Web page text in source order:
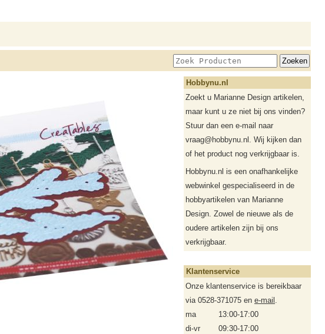
Hobbynu.nl
Zoekt u Marianne Design artikelen,
maar kunt u ze niet bij ons vinden?
Stuur dan een e-mail naar
vraag@hobbynu.nl. Wij kijken dan
of het product nog verkrijgbaar is.
Hobbynu.nl is een onafhankelijke
webwinkel gespecialiseerd in de
hobbyartikelen van Marianne
Design. Zowel de nieuwe als de
oudere artikelen zijn bij ons
verkrijgbaar.
Klantenservice
Onze klantenservice is bereikbaar
via 0528-371075 en e-mail .
ma
13:00-17:00
di-vr
09:30-17:00